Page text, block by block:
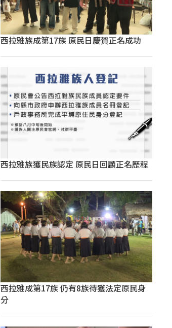
西拉雅族成第17族 原民日慶賀正名成功
西拉雅族獲民族認定 原民日回顧正名歷程
西拉雅成第17族 仍有8族待獲法定原民身
分